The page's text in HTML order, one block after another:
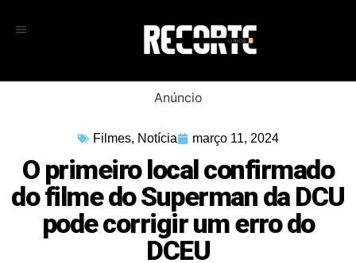
Anúncio
Filmes, Notícia março 11, 2024
O primeiro local confirmado
do filme do Superman da DCU
pode corrigir um erro do
DCEU